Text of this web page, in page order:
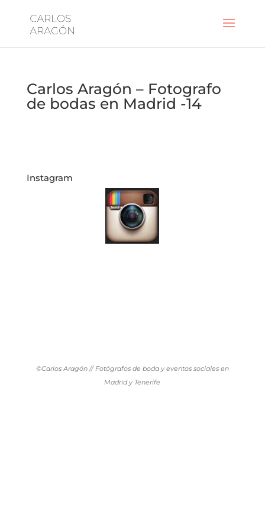
Carlos Aragón – Fotografo
de bodas en Madrid -14
Instagram
©Carlos Aragón // Fotógrafos de boda y eventos sociales en
Madrid y Tenerife